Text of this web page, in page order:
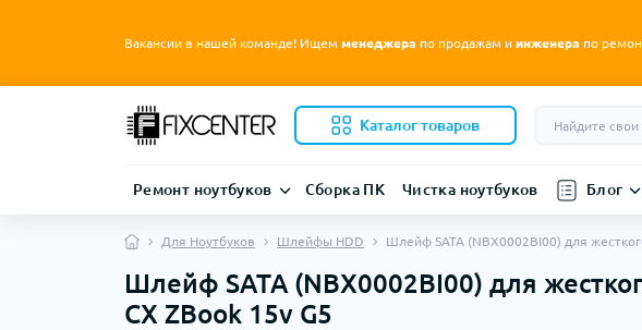
Вакансии в нашей команде! Ищем менеджера по продажам и инженера по
Каталог товаров
Ремонт ноутбуков Сборка ПК Чистка ноутбуков Блог
Для Ноутбуков Шлейфы HDD Шлейф SATA (NBX0002BI00) для
Шлейф SATA (NBX0002BI00) для
CX ZBook 15v G5